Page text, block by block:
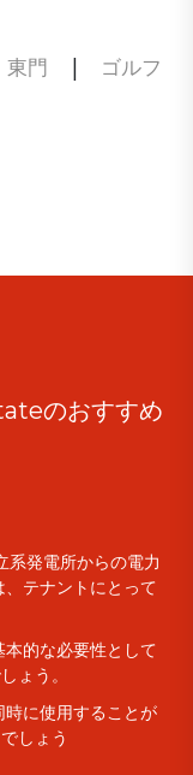
東門 | ゴルフ
のおすすめ
発電所からの電力
テナントにとって
的な必要性として
ょう。
に使用することが
しょう